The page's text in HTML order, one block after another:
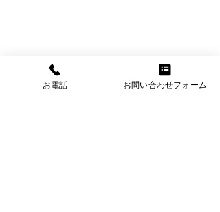
お電話 お問い合わせフォーム